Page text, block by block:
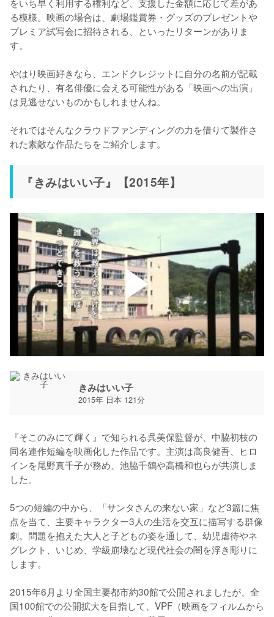
る模様。映画の場合は、劇場鑑賞券・グッズのプレゼントや
プレミア試写会に招待される、といったリターンがありま
す。
やはり映画好きなら、エンドクレジットに自分の名前が記載
されたり、有名俳優に会える可能性がある「映画への出演」
は見逃せないものかもしれませんね。
それではそんなクラウドファンディングの力を借りて製作さ
れた素敵な作品たちをご紹介します。
『きみはいい子』【2015年】
きみはいい子
2015年 日本 121分
『そこのみにて輝く』で知られる呉美保監督が、中脇初枝の
同名連作短編を映画化した作品です。主演は高良健吾、ヒロ
インを尾野真千子が務め、池脇千鶴や高橋和也らが共演しま
した。
5つの短編の中から、「サンタさんの来ない家」など3篇に焦
点を当て、主要キャラクター3人の生活を交互に描写する群像
劇。問題を抱えた大人と子どもの姿を通して、幼児虐待やネ
グレクト、いじめ、学級崩壊など現代社会の闇を浮き彫りに
します。
2015年6月より全国主要都市約30館で公開されましたが、全
国100館での公開拡大を目指して、VPF（映画をフィルムから